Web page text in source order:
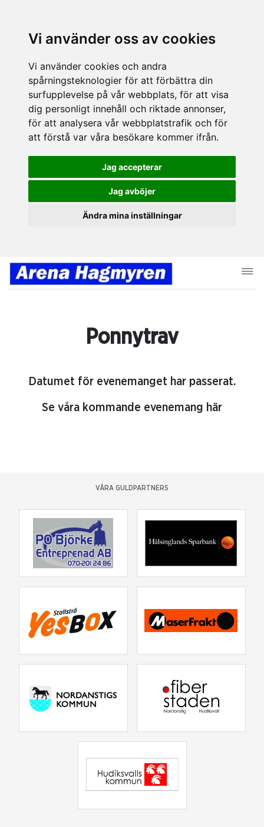
Vi använder oss av cookies
Vi använder cookies och andra
spårningsteknologier för att förbättra din
surfupplevelse på vår webbplats, för att visa
dig personligt innehåll och riktade annonser,
för att analysera vår webbplatstrafik och för
att förstå var våra besökare kommer ifrån.
Jag accepterar
Jag avböjer
Ändra mina inställningar
Ponnytrav
Datumet för evenemanget har passerat.
Se våra kommande evenemang här
VÅRA GULDPARTNERS